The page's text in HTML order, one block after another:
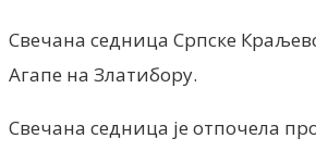
Свечана седница Српске
Агапе на Златибору.
Свечана седница је отпочела